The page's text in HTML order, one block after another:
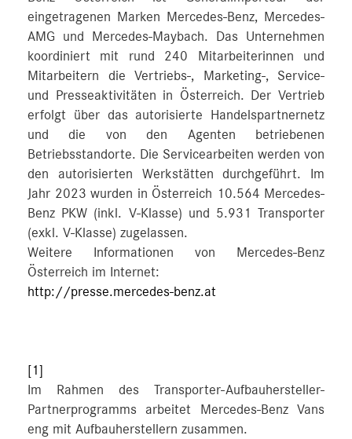
eingetragenen Marken Mercedes-Benz, Mercedes-
AMG und Mercedes-Maybach. Das Unternehmen
koordiniert mit rund 240 Mitarbeiterinnen und
Mitarbeitern die Vertriebs-, Marketing-, Service-
und Presseaktivitäten in Österreich. Der Vertrieb
erfolgt über das autorisierte Handelspartnernetz
und die von den Agenten betriebenen
Betriebsstandorte. Die Servicearbeiten werden von
den autorisierten Werkstätten durchgeführt. Im
Jahr 2023 wurden in Österreich 10.564 Mercedes-
Benz PKW (inkl. V-Klasse) und 5.931 Transporter
(exkl. V-Klasse) zugelassen.
Weitere Informationen von Mercedes-Benz
Österreich im Internet:
http://presse.mercedes-benz.at
[1]
Im Rahmen des Transporter-Aufbauhersteller-
Partnerprogramms arbeitet Mercedes-Benz Vans
eng mit Aufbauherstellern zusammen.